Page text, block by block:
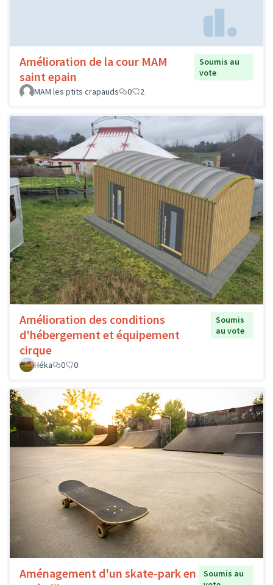
Amélioration de la cour MAM
saint epain
Soumis au
vote
MAM les ptits crapauds
0 2
Amélioration des conditions
d'hébergement et équipement
cirque
Soumis
au vote
Héka 0 0
Aménagement d'un skate-park en
Soumis au